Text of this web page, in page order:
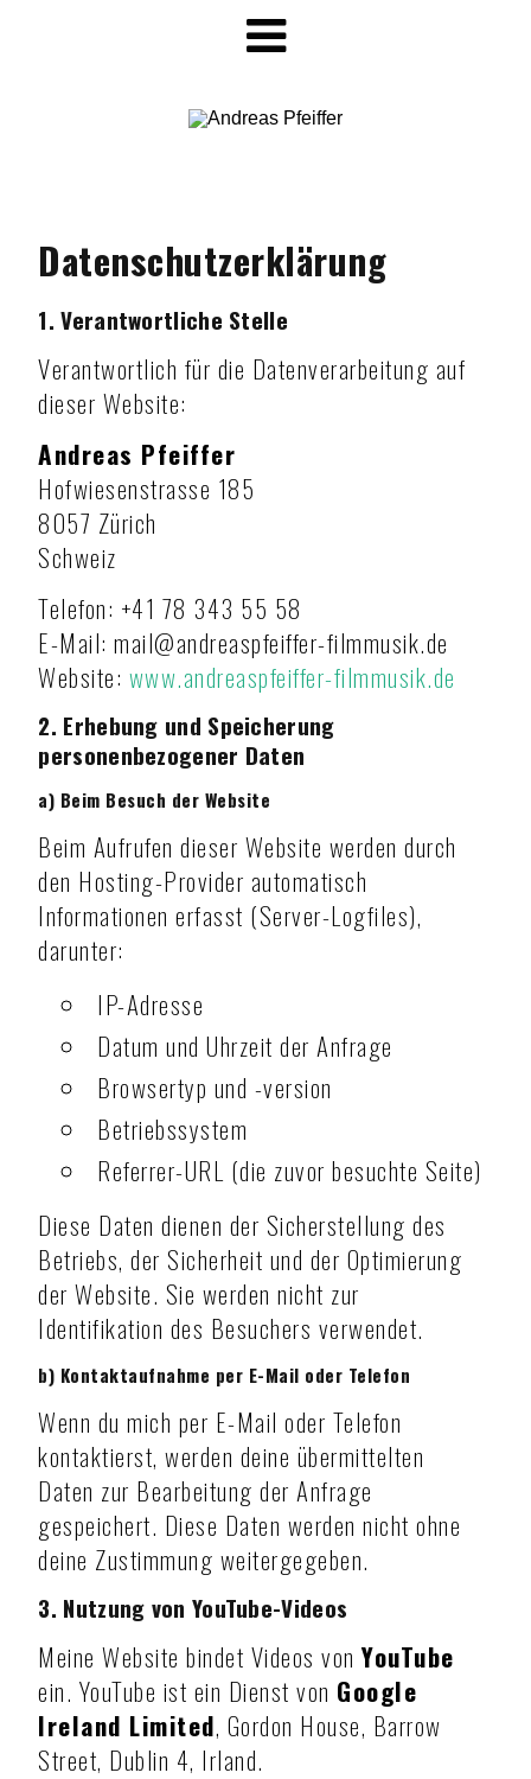
Datenschutzerklärung
1. Verantwortliche Stelle
Verantwortlich für die Datenverarbeitung auf
dieser Website:
Andreas Pfeiffer
Hofwiesenstrasse 185
8057 Zürich
Schweiz
Telefon: +41 78 343 55 58
E-Mail: mail@andreaspfeiffer-filmmusik.de
Website: www.andreaspfeiffer-filmmusik.de
2. Erhebung und Speicherung
personenbezogener Daten
a) Beim Besuch der Website
Beim Aufrufen dieser Website werden durch
den Hosting-Provider automatisch
Informationen erfasst (Server-Logfiles),
darunter:
IP-Adresse
Datum und Uhrzeit der Anfrage
Browsertyp und -version
Betriebssystem
Referrer-URL (die zuvor besuchte Seite)
Diese Daten dienen der Sicherstellung des
Betriebs, der Sicherheit und der Optimierung
der Website. Sie werden nicht zur
Identifikation des Besuchers verwendet.
b) Kontaktaufnahme per E-Mail oder Telefon
Wenn du mich per E-Mail oder Telefon
kontaktierst, werden deine übermittelten
Daten zur Bearbeitung der Anfrage
gespeichert. Diese Daten werden nicht ohne
deine Zustimmung weitergegeben.
3. Nutzung von YouTube-Videos
Meine Website bindet Videos vonYouTube
ein. YouTube ist ein Dienst von Google
Ireland Limited, Gordon House, Barrow
Street, Dublin 4, Irland.